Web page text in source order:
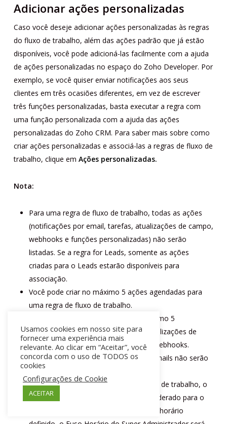
Adicionar ações personalizadas
Caso você deseje adicionar ações personalizadas às regras
do fluxo de trabalho, além das ações padrão que já estão
disponíveis, você pode adicioná-las facilmente com a ajuda
de ações personalizadas no espaço do Zoho Developer. Por
exemplo, se você quiser enviar notificações aos seus
clientes em três ocasiões diferentes, em vez de escrever
três funções personalizadas, basta executar a regra com
uma função personalizada com a ajuda das ações
personalizadas do Zoho CRM. Para saber mais sobre como
criar ações personalizadas e associá-las a regras de fluxo de
trabalho, clique em Ações personalizadas.
Nota:
Para uma regra de fluxo de trabalho, todas as ações
(notificações por email, tarefas, atualizações de campo,
webhooks e funções personalizadas) não serão
listadas. Se a regra for Leads, somente as ações
criadas para o Leads estarão disponíveis para
associação.
Você pode criar no máximo 5 ações agendadas para
uma regra de fluxo de trabalho.
Cada Ação Agendada pode ter no máximo 5
notificações por email, 5 tarefas, 3 atualizações de
campo, 5 funções personalizadas e 5 webhooks.
Se oOpt Out-mail opção é ativada, e-mails não serão
enviados para os clientes.
Para o recurso Gerenciamento do fluxo de trabalho, o
fuso horário da organização será considerado para o
cálculo de um dia. Na ausência do fuso horário
Usamos cookies em nosso site para
fornecer uma experiência mais
relevante. Ao clicar em “Aceitar”, você
concorda com o uso de TODOS os
cookies
Configurações de Cookie
ACEITAR